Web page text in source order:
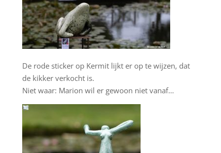
De rode sticker op Kermit lijkt er op te wijzen, dat
de kikker verkocht is.
Niet waar: Marion wil er gewoon niet vanaf…